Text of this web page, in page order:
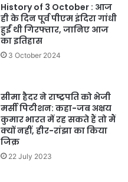
History of 3 October : आज
ही के दिन पूर्व पीएम इंदिरा गांधी
हुईं थी गिरफ्तार, जानिए आज
का इतिहास
3 October 2024
सीमा हैदर ने राष्ट्रपति को भेजी
मर्सी पिटीशन: कहा-जब अक्षय
कुमार भारत में रह सकते हैं तो मैं
क्यों नहीं, हीर-रांझा का किया
जिक्र
22 July 2023